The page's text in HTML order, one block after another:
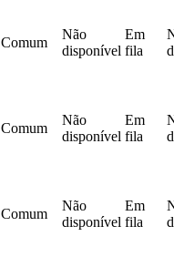
Comum
Não
disponível
Em
fila
Comum
Não
disponível
Em
fila
Comum
Não
disponível
Em
fila